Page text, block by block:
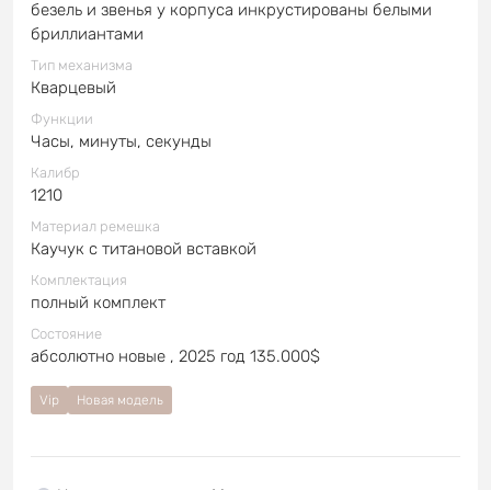
безель и звенья у корпуса инкрустированы белыми
бриллиантами
Тип механизма
Кварцевый
Функции
Часы, минуты, секунды
Калибр
1210
Материал ремешка
Каучук с титановой вставкой
Комплектация
полный комплект
Состояние
абсолютно новые , 2025 год 135.000$
Vip Новая модель